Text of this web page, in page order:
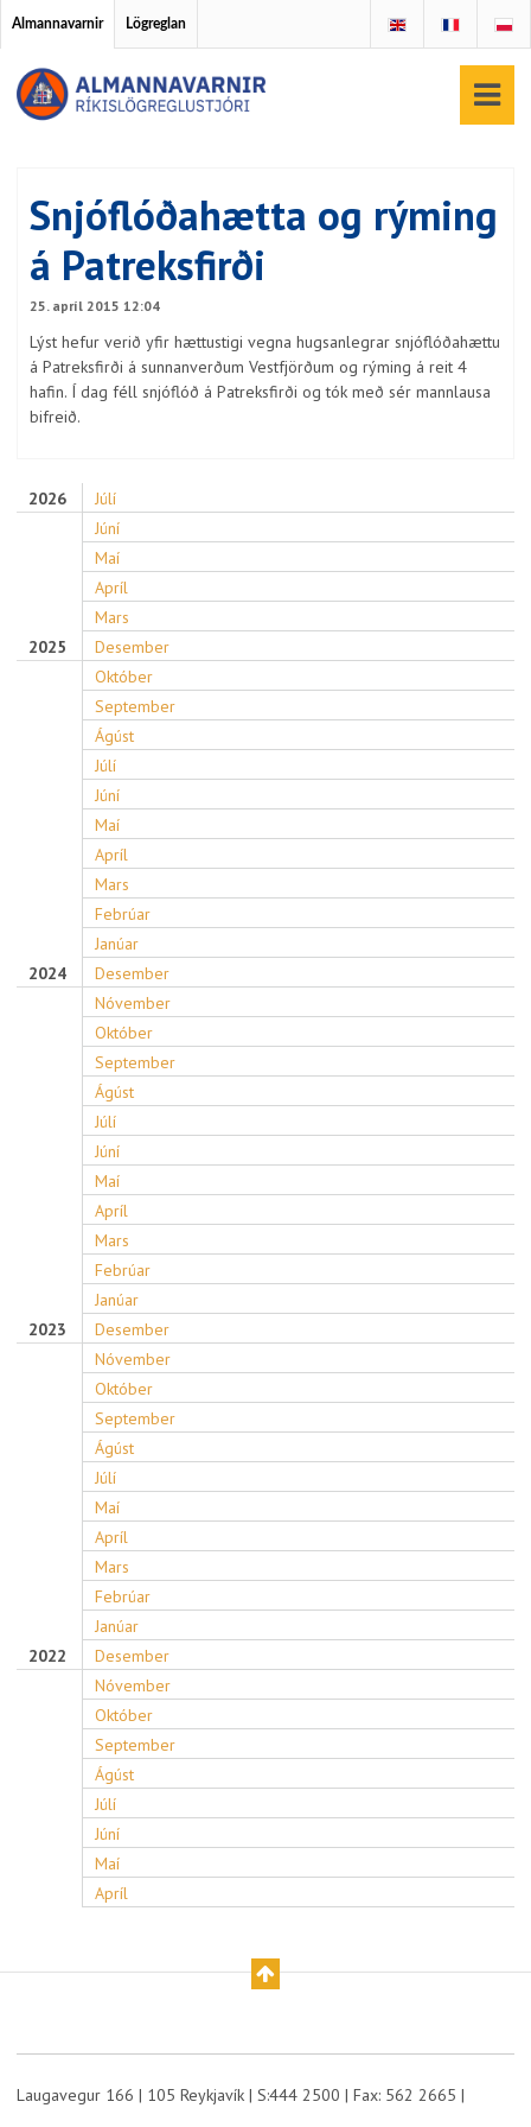
Almannavarnir Lögreglan
Snjóflóðahætta og rýming
á Patreksfirði
25. apríl 2015 12:04
Lýst hefur verið yfir hættustigi vegna hugsanlegrar snjóflóðahættu
á Patreksfirði á sunnanverðum Vestfjörðum og rýming á reit 4
hafin. Í dag féll snjóflóð á Patreksfirði og tók með sér mannlausa
bifreið.
2026
Júlí
Júní
Maí
Apríl
Mars
2025
Desember
Október
September
Ágúst
Júlí
Júní
Maí
Apríl
Mars
Febrúar
Janúar
2024
Desember
Nóvember
Október
September
Ágúst
Júlí
Júní
Maí
Apríl
Mars
Febrúar
Janúar
2023
Desember
Nóvember
Október
September
Ágúst
Júlí
Maí
Apríl
Mars
Febrúar
Janúar
2022
Desember
Nóvember
Október
September
Ágúst
Júlí
Júní
Maí
Apríl
Laugavegur 166 | 105 Reykjavík | S:444 2500 | Fax: 562 2665 |